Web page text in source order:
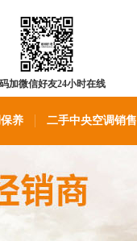
加微信好友24小时在线
养 二手中央空调销售